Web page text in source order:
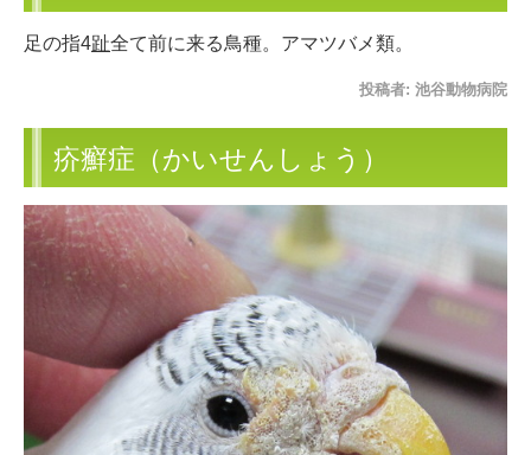
足の指4趾全て前に来る鳥種。アマツバメ類。
投稿者: 池谷動物病院
疥癬症（かいせんしょう）